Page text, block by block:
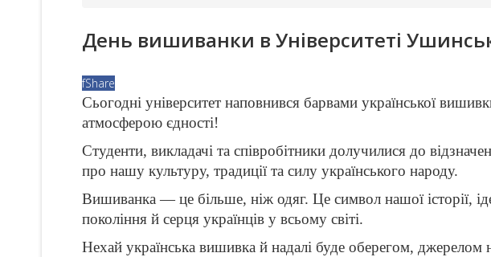
День вишиванки в Університеті
fShare
Сьогодні університет наповнився барвами української
атмосферою єдності!
Студенти, викладачі та співробітники долучилися до
про нашу культуру, традиції та силу українського народу.
Вишиванка — це більше, ніж одяг. Це символ нашої історії,
покоління й серця українців у всьому світі.
Нехай українська вишивка й надалі буде оберегом, джерелом